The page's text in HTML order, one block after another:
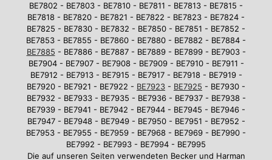
BE7802 - BE7803 - BE7810 - BE7811 - BE7813 - BE7815 -
BE7818 - BE7820 - BE7821 - BE7822 - BE7823 - BE7824 -
BE7825 - BE7830 - BE7832 - BE7850 - BE7851 - BE7852 -
BE7853 - BE7855 - BE7860 - BE7880 - BE7882 - BE7884 -
BE7885 - BE7886 - BE7887 - BE7889 - BE7899 - BE7903 -
BE7904 - BE7907 - BE7908 - BE7909 - BE7910 - BE7911 -
BE7912 - BE7913 - BE7915 - BE7917 - BE7918 - BE7919 -
BE7920 - BE7921 - BE7922 - BE7923 - BE7925 - BE7930 -
BE7932 - BE7933 - BE7935 - BE7936 - BE7937 - BE7938 -
BE7939 - BE7941 - BE7942 - BE7944 - BE7945 - BE7946 -
BE7947 - BE7948 - BE7949 - BE7950 - BE7951 - BE7952 -
BE7953 - BE7955 - BE7959 - BE7968 - BE7969 - BE7990 -
BE7992 - BE7993 - BE7994 - BE7995
Die auf unseren Seiten verwendeten Becker und Harman